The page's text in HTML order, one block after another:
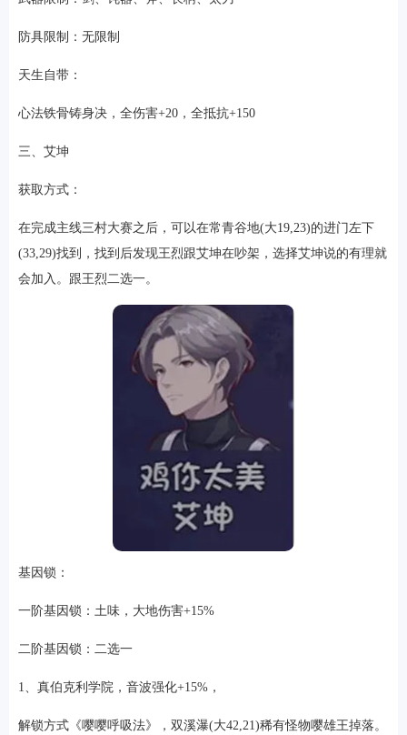
防具限制：无限制
天生自带：
心法铁骨铸身决，全伤害+20，全抵抗+150
三、艾坤
获取方式：
在完成主线三村大赛之后，可以在常青谷地(大19,23)的进门左下
(33,29)找到，找到后发现王烈跟艾坤在吵架，选择艾坤说的有理就
会加入。跟王烈二选一。
基因锁：
一阶基因锁：土味，大地伤害+15%
二阶基因锁：二选一
1、真伯克利学院，音波强化+15%，
解锁方式《嘤嘤呼吸法》，双溪瀑(大42,21)稀有怪物嘤雄王掉落。